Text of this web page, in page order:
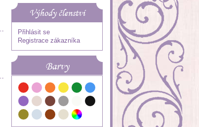
Výhody členství
Přihlásit se
Registrace zákazníka
Barvy